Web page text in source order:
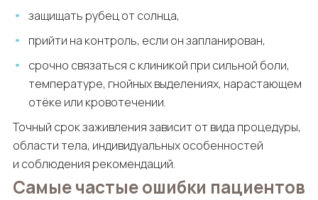
защищать рубец от солнца,
прийти на контроль, если он запланирован,
срочно связаться с клиникой при сильной боли,
температуре, гнойных выделениях, нарастающем
отёке или кровотечении.
Точный срок заживления зависит от вида процедуры,
области тела, индивидуальных особенностей
и соблюдения рекомендаций.
Самые частые ошибки пациентов